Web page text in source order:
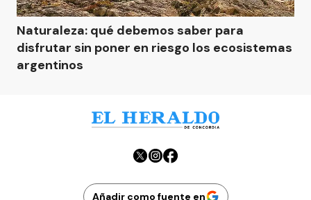
Naturaleza: qué debemos saber para
disfrutar sin poner en riesgo los ecosistemas
argentinos
Añadir como fuente en